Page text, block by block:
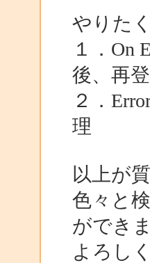
やりた
１．On
後、再
２．
理
以上が
色々と
ができ
よろし